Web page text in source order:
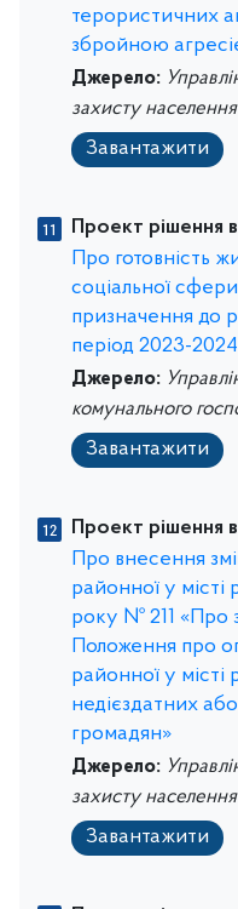
терористичних
збройною
Джерело:
захисту населення
Завантажити
Проект рішення
Про готовність
соціальної
призначення до
період 2023-2024
Джерело:
комунального
Завантажити
Проект рішення
Про внесення
районної у місті
року № 211 «Про
Положення про
районної у місті
недієздатних
громадян»
Джерело:
захисту населення
Завантажити